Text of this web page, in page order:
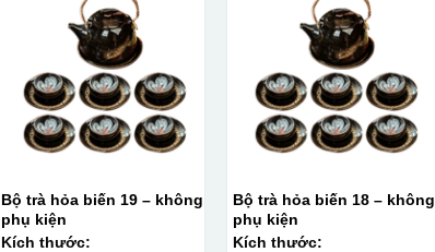
Bộ trà hỏa biến 19 – không
phụ kiện
Kích thước:
Bộ trà hỏa biến 18 – không
phụ kiện
Kích thước: